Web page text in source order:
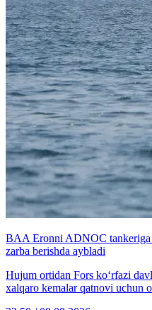
BAA Eronni ADNOC tankeriga
zarba berishda aybladi
Hujum ortidan Fors ko‘rfazi
xalqaro kemalar qatnovi uchun